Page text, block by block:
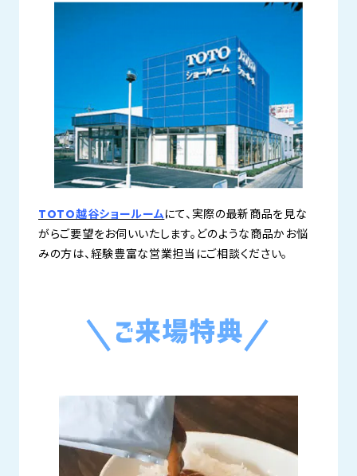
TOTO越谷ショールームにて、実際の最新商品を見な
がらご要望をお伺いいたします。どのような商品かお悩
みの方は、経験豊富な営業担当にご相談ください。